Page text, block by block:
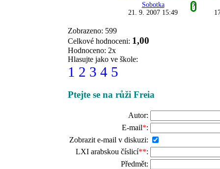
Sobotka
?
21. 9. 2007 15:49
Zobrazeno: 599
Celkové hodnoceni: 1,00
Hodnoceno: 2x
Hlasujte jako ve škole:
1 2 3 4 5
Ptejte se na růži Freia
Autor:
E-mail*:
Zobrazit e-mail v diskuzi:
LXI arabskou číslicí**:
Předmět: